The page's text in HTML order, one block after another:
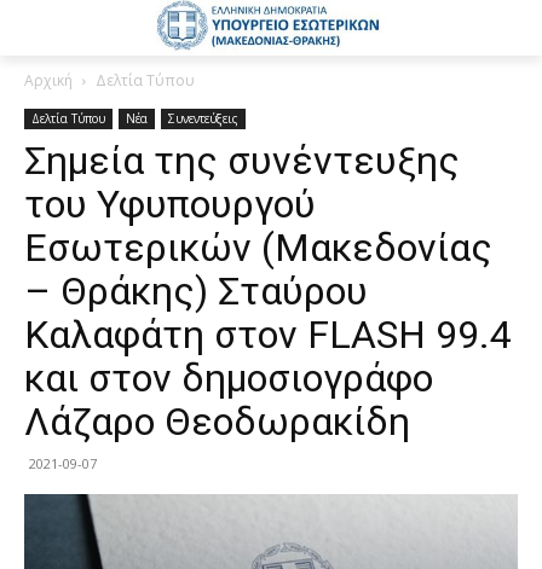
Αρχική Δελτία Τύπου
Δελτία Τύπου Νέα Συνεντεύξεις
Σημεία της συνέντευξης
του Υφυπουργού
Εσωτερικών (Μακεδονίας
– Θράκης) Σταύρου
Καλαφάτη στον FLASH 99.4
και στον δημοσιογράφο
Λάζαρο Θεοδωρακίδη
2021-09-07